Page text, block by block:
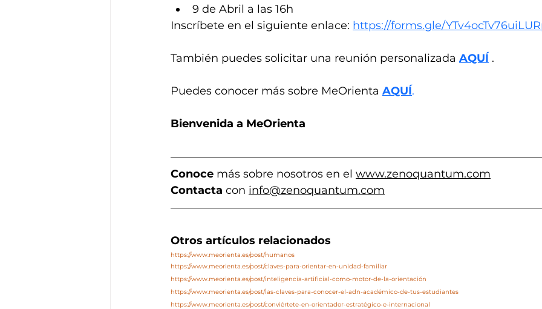
9 de Abril a las 16h
Inscríbete en el siguiente enlace: https://forms.gle/
También puedes solicitar una reunión personalizada AQUÍ .
Puedes conocer más sobre MeOrienta AQUÍ.
Bienvenida a MeOrienta
Conoce más sobre nosotros en el www.zenoquantum.com
Contacta con info@zenoquantum.com
Otros artículos relacionados
https://www.meorienta.es/post/humanos
https://www.meorienta.es/post/claves-para-orientar-en-unidad-familiar
https://www.meorienta.es/post/inteligencia-artificial-como-motor-de-la-orientación
https://www.meorienta.es/post/las-claves-para-conocer-el-adn-académico-de-tus-estudiantes
https://www.meorienta.es/post/conviértete-en-orientador-estratégico-e-internacional